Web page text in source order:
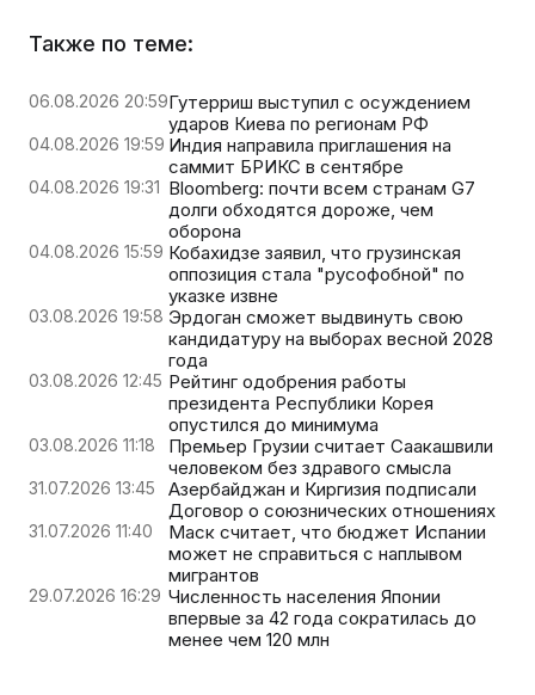
Также по теме:
06.08.2026 20:59Гутерриш выступил с осуждением
ударов Киева по регионам РФ
04.08.2026 19:59 Индия направила приглашения на
саммит БРИКС в сентябре
04.08.2026 19:31 Bloomberg: почти всем странам G7
долги обходятся дороже, чем
оборона
04.08.2026 15:59 Кобахидзе заявил, что грузинская
оппозиция стала "русофобной" по
указке извне
03.08.2026 19:58 Эрдоган сможет выдвинуть свою
кандидатуру на выборах весной 2028
года
03.08.2026 12:45 Рейтинг одобрения работы
президента Республики Корея
опустился до минимума
03.08.2026 11:18
Премьер Грузии считает Саакашвили
человеком без здравого смысла
31.07.2026 13:45
Азербайджан и Киргизия подписали
Договор о союзнических отношениях
31.07.2026 11:40
Маск считает, что бюджет Испании
может не справиться с наплывом
мигрантов
29.07.2026 16:29 Численность населения Японии
впервые за 42 года сократилась до
менее чем 120 млн